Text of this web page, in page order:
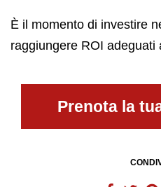
È il momento di investire
raggiungere ROI adeguati
Prenota la